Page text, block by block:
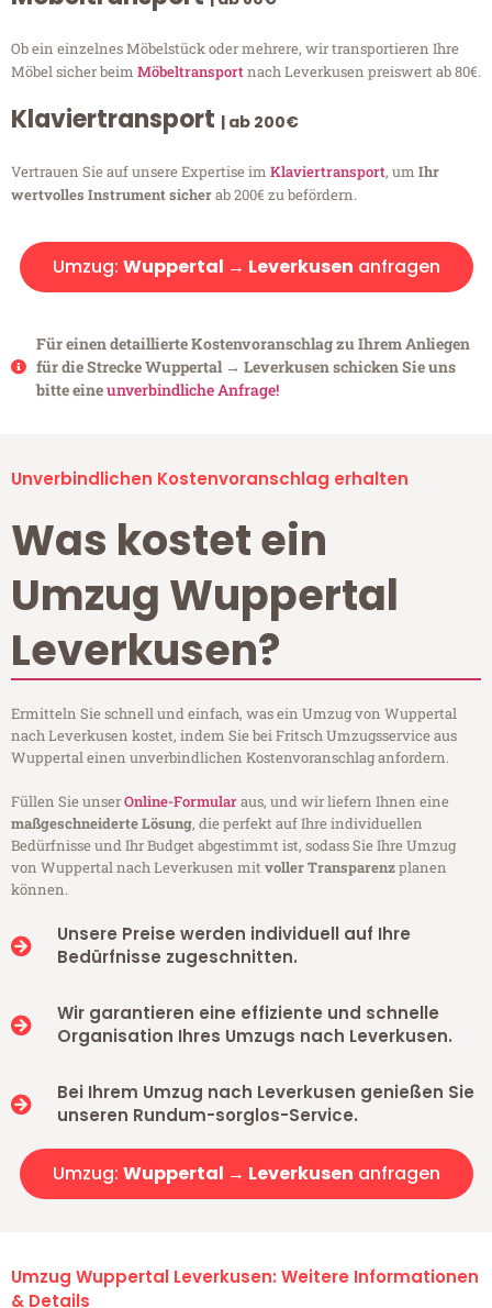
Ob ein einzelnes Möbelstück oder mehrere, wir transportieren Ihre
Möbel sicher beim Möbeltransportnach Leverkusen preiswert ab 80€.
Klaviertransport | ab 200€
Vertrauen Sie auf unsere Expertise im Klaviertransport, um Ihr
wertvolles Instrument sicherab 200€ zu befördern.
Umzug: Wuppertal → Leverkusen anfragen
Für einen detaillierte Kostenvoranschlag zu Ihrem Anliegen
für die Strecke Wuppertal → Leverkusen schicken Sie uns
bitte eineunverbindliche Anfrage!
Unverbindlichen Kostenvoranschlag erhalten
Was kostet ein
Umzug Wuppertal
Leverkusen?
Ermitteln Sie schnell und einfach, was ein Umzug von Wuppertal
nach Leverkusen kostet, indem Sie bei Fritsch Umzugsservice aus
Wuppertal einen unverbindlichen Kostenvoranschlag anfordern.
Füllen Sie unserOnline-Formularaus, und wir liefern Ihnen eine
maßgeschneiderte Lösung, die perfekt auf Ihre individuellen
Bedürfnisse und Ihr Budget abgestimmt ist, sodass Sie Ihre Umzug
von Wuppertal nach Leverkusen mitvoller Transparenzplanen
können.
Unsere Preise werden individuell auf Ihre
Bedürfnisse zugeschnitten.
Wir garantieren eine effiziente und schnelle
Organisation Ihres Umzugs nach Leverkusen.
Bei Ihrem Umzug nach Leverkusen genießen Sie
unseren Rundum-sorglos-Service.
Umzug: Wuppertal → Leverkusen anfragen
Umzug Wuppertal Leverkusen: Weitere Informationen
& Details